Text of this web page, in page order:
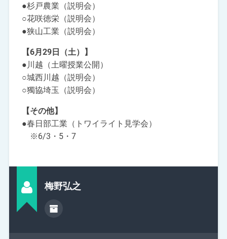
●杉戸農業（説明会）
○花咲徳栄（説明会）
●狭山工業（説明会）
【6月29日（土）】
●川越（土曜授業公開）
○城西川越（説明会）
○獨協埼玉（説明会）
【その他】
●春日部工業（トワイライト見学会）
※6/3・5・7
梅野弘之